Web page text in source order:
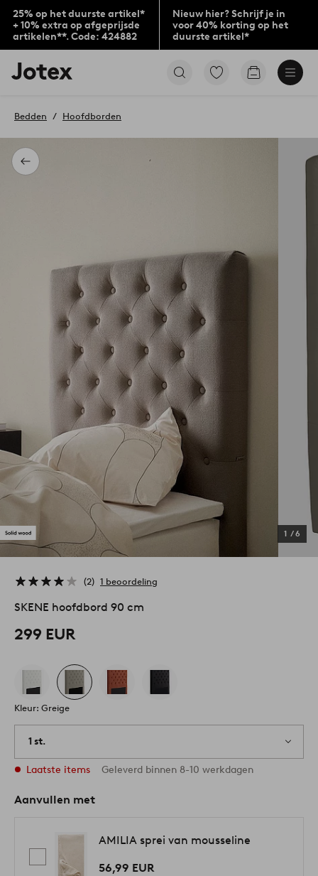
25% op het duurste artikel*
+ 10% extra op afgeprijsde
artikelen**. Code: 424882
Nieuw hier? Schrijf je in
voor 40% korting op het
duurste artikel*
Jotex
logo
to
home
page
Ga
Go
Terug
Bedden Hoofdborden
1 /6
2 1 beoordeling
SKENE hoofdbord 90 cm
299 EUR
Kleur: Greige
1 st.
Laatste items Geleverd binnen 8-10 werkdagen
Aanvullen met
AMILIA sprei van mousseline
56,99 EUR